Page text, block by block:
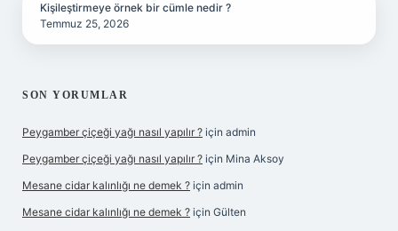
Kişileştirmeye örnek bir cümle nedir ?
Temmuz 25, 2026
SON YORUMLAR
Peygamber çiçeği yağı nasıl yapılır ? için admin
Peygamber çiçeği yağı nasıl yapılır ? için Mina Aksoy
Mesane cidar kalınlığı ne demek ? için admin
Mesane cidar kalınlığı ne demek ? için Gülten